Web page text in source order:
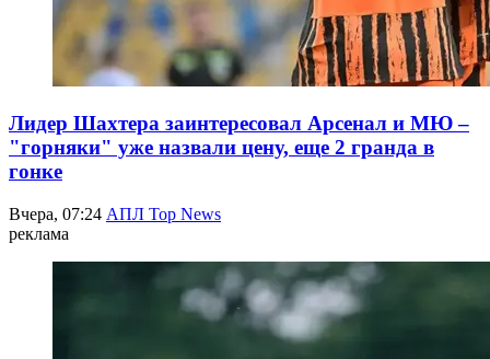
Лидер Шахтера заинтересовал Арсенал и МЮ –
"горняки" уже назвали цену, еще 2 гранда в
гонке
Вчера, 07:24 АПЛ Top News
реклама